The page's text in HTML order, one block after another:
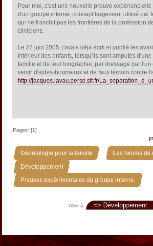
Pour moi, c'est une nouvelle preuve expériencielle
d'un groupe interne, concept largement utilisé par
qui ne franchit pas les frontières de la profession
cliniciens.
Le 27 juin 2005, j'avais déjà écrit et publié les
intérieur des enfants, lorsqu'ils sont amputés
famille et de leur biographie, par dressage par l'un
servir d'aides-bourreaux et de faux témoin contre
http://jacques.lavau.perso.sfr.fr/
Pages: [1]
Déontologie pour la famille » Les forums de
Développement »
Preuves expérimentales du groupe interne.
Aller à: